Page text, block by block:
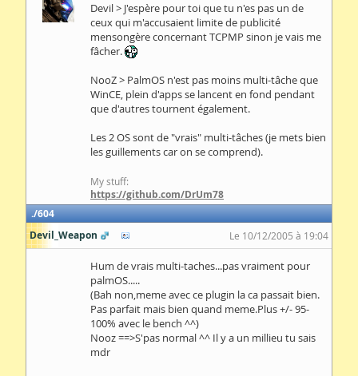
Devil > J'espère pour toi que tu n'es pas un de
ceux qui m'accusaient limite de publicité
mensongère concernant TCPMP sinon je vais me
fâcher.
NooZ > PalmOS n'est pas moins multi-tâche que
WinCE, plein d'apps se lancent en fond pendant
que d'autres tournent également.
Les 2 OS sont de "vrais" multi-tâches (je mets bien
les guillements car on se comprend).
My stuff:
https://github.com/DrUm78
604
Devil_Weapon
Le 10/12/2005 à 19:04
Hum de vrais multi-taches...pas vraiment pour
palmOS.....
(Bah non,meme avec ce plugin la ca passait bien.
Pas parfait mais bien quand meme.Plus +/- 95-
100% avec le bench ^^)
Nooz ==>S'pas normal ^^ Il y a un millieu tu sais
mdr